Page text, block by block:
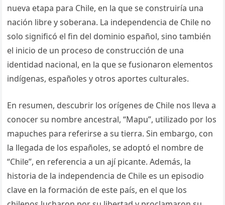
nueva etapa para Chile, en la que se construiría una
nación libre y soberana. La independencia de Chile no
solo significó el fin del dominio español, sino también
el inicio de un proceso de construcción de una
identidad nacional, en la que se fusionaron elementos
indígenas, españoles y otros aportes culturales.
En resumen, descubrir los orígenes de Chile nos lleva a
conocer su nombre ancestral, “Mapu”, utilizado por los
mapuches para referirse a su tierra. Sin embargo, con
la llegada de los españoles, se adoptó el nombre de
“Chile”, en referencia a un ají picante. Además, la
historia de la independencia de Chile es un episodio
clave en la formación de este país, en el que los